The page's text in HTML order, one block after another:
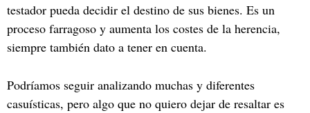
testador pueda decidir el destino de sus bienes. Es un
proceso farragoso y aumenta los costes de la herencia,
siempre también dato a tener en cuenta.
Podríamos seguir analizando muchas y diferentes
casuísticas, pero algo que no quiero dejar de resaltar es